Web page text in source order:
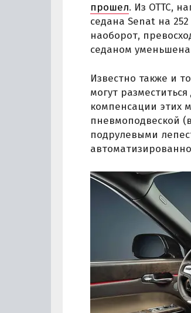
прошел. Из ОТТС,
седана Senat на
наоборот,
седаном
Известно также и
могут
компенсации этих
пневмоподвеской
подрулевыми